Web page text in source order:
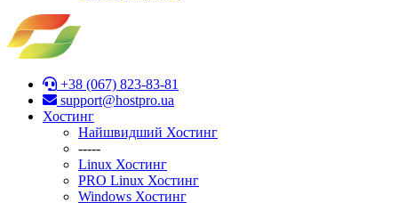
+38 (067) 823-83-81
support@hostpro.ua
Хостинг
Найшвидший Хостинг
-----
Linux Хостинг
PRO Linux Хостинг
Windows Хостинг